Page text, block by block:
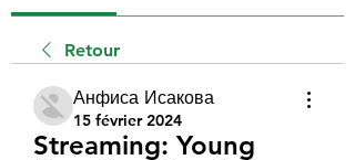
Retour
Анфиса Исакова
15 février 2024
Streaming: Young